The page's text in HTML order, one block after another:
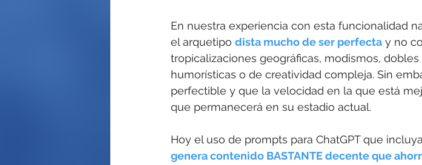
En nuestra experiencia con esta funcionalidad
el arquetipo dista mucho de ser perfecta y no
tropicalizaciones geográficas, modismos,
humorísticas o de creatividad compleja. Sin
perfectible y que la velocidad en la que está
que permanecerá en su estadio actual.
Hoy el uso de prompts para ChatGPT que
genera contenido BASTANTE decente que